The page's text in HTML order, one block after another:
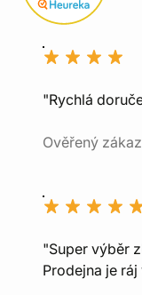
"Rychlá
Ověřený
"Super výběr
Prodejna je